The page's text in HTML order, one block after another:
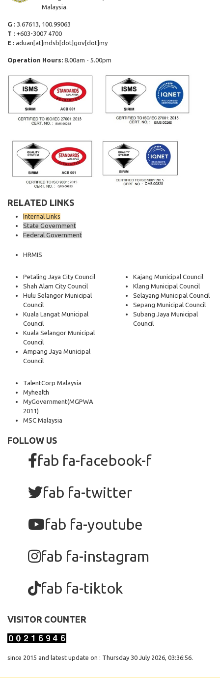
Malaysia.
G : 3.67613, 100.99063
T : +603-3007 4700
E : aduan[at]mdsb[dot]gov[dot]my
Operation Hours: 8.00am - 5.00pm
RELATED LINKS
Internal Links
State Government
Federal Government
HRMIS
Petaling Jaya City Council
Shah Alam City Council
Hulu Selangor Municipal
Council
Kuala Langat Municipal
Council
Kuala Selangor Municipal
Council
Ampang Jaya Municipal
Council
Kajang Municipal Council
Klang Municipal Council
Selayang Municipal Council
Sepang Municipal Council
Subang Jaya Municipal
Council
TalentCorp Malaysia
Myhealth
MyGovernment(MGPWA
2011)
MSC Malaysia
FOLLOW US
fab fa-facebook-f
fab fa-twitter
fab fa-youtube
fab fa-instagram
fab fa-tiktok
VISITOR COUNTER
since 2015 and latest update on : Thursday 30 July 2026, 03:36:56.